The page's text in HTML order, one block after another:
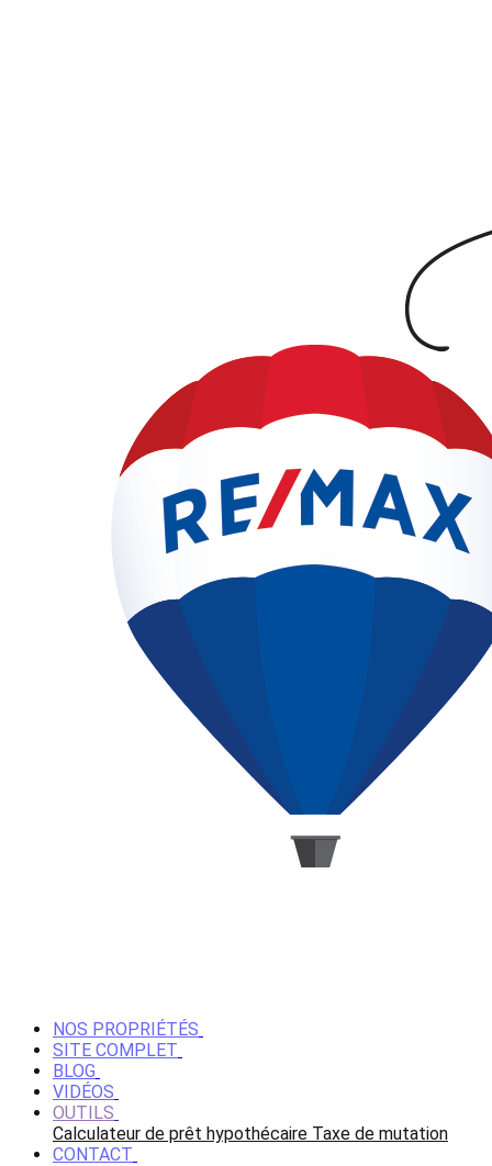
NOS PROPRIÉTÉS
SITE COMPLET
BLOG
VIDÉOS
OUTILS
Calculateur de prêt hypothécaire Taxe de mutation
CONTACT